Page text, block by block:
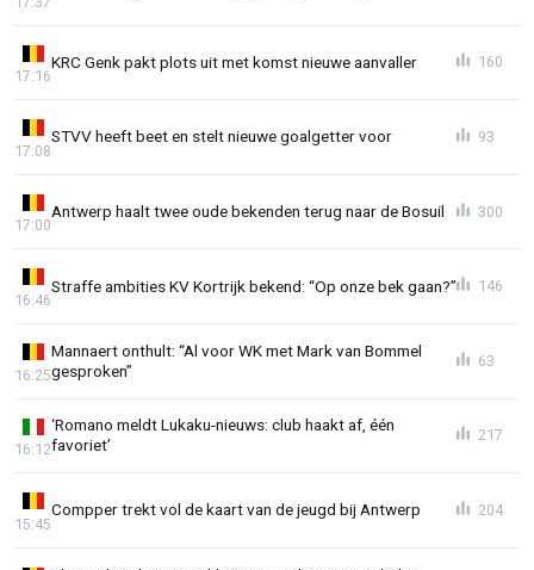
KRC Genk pakt plots uit met komst nieuwe aanvaller
17:16
160
STVV heeft beet en stelt nieuwe goalgetter voor
17:08
93
Antwerp haalt twee oude bekenden terug naar de Bosuil
17:00
300
Straffe ambities KV Kortrijk bekend: “Op onze bek gaan?”
16:46
146
Mannaert onthult: “Al voor WK met Mark van Bommel
gesproken”
16:25
63
‘Romano meldt Lukaku-nieuws: club haakt af, één
favoriet’
16:12
217
Compper trekt vol de kaart van de jeugd bij Antwerp
15:45
204